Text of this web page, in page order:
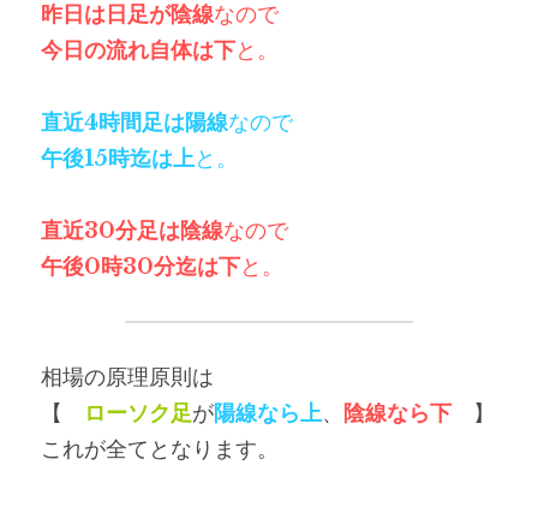
昨日は日足が陰線なので
今日の流れ自体は下と。
直近4時間足は陽線なので
午後15時迄は上と。
直近30分足は陰線なので
午後0時30分迄は下と。
相場の原理原則は
【
ローソク足が陽線なら上、 陰線なら下 】
これが全てとなります。